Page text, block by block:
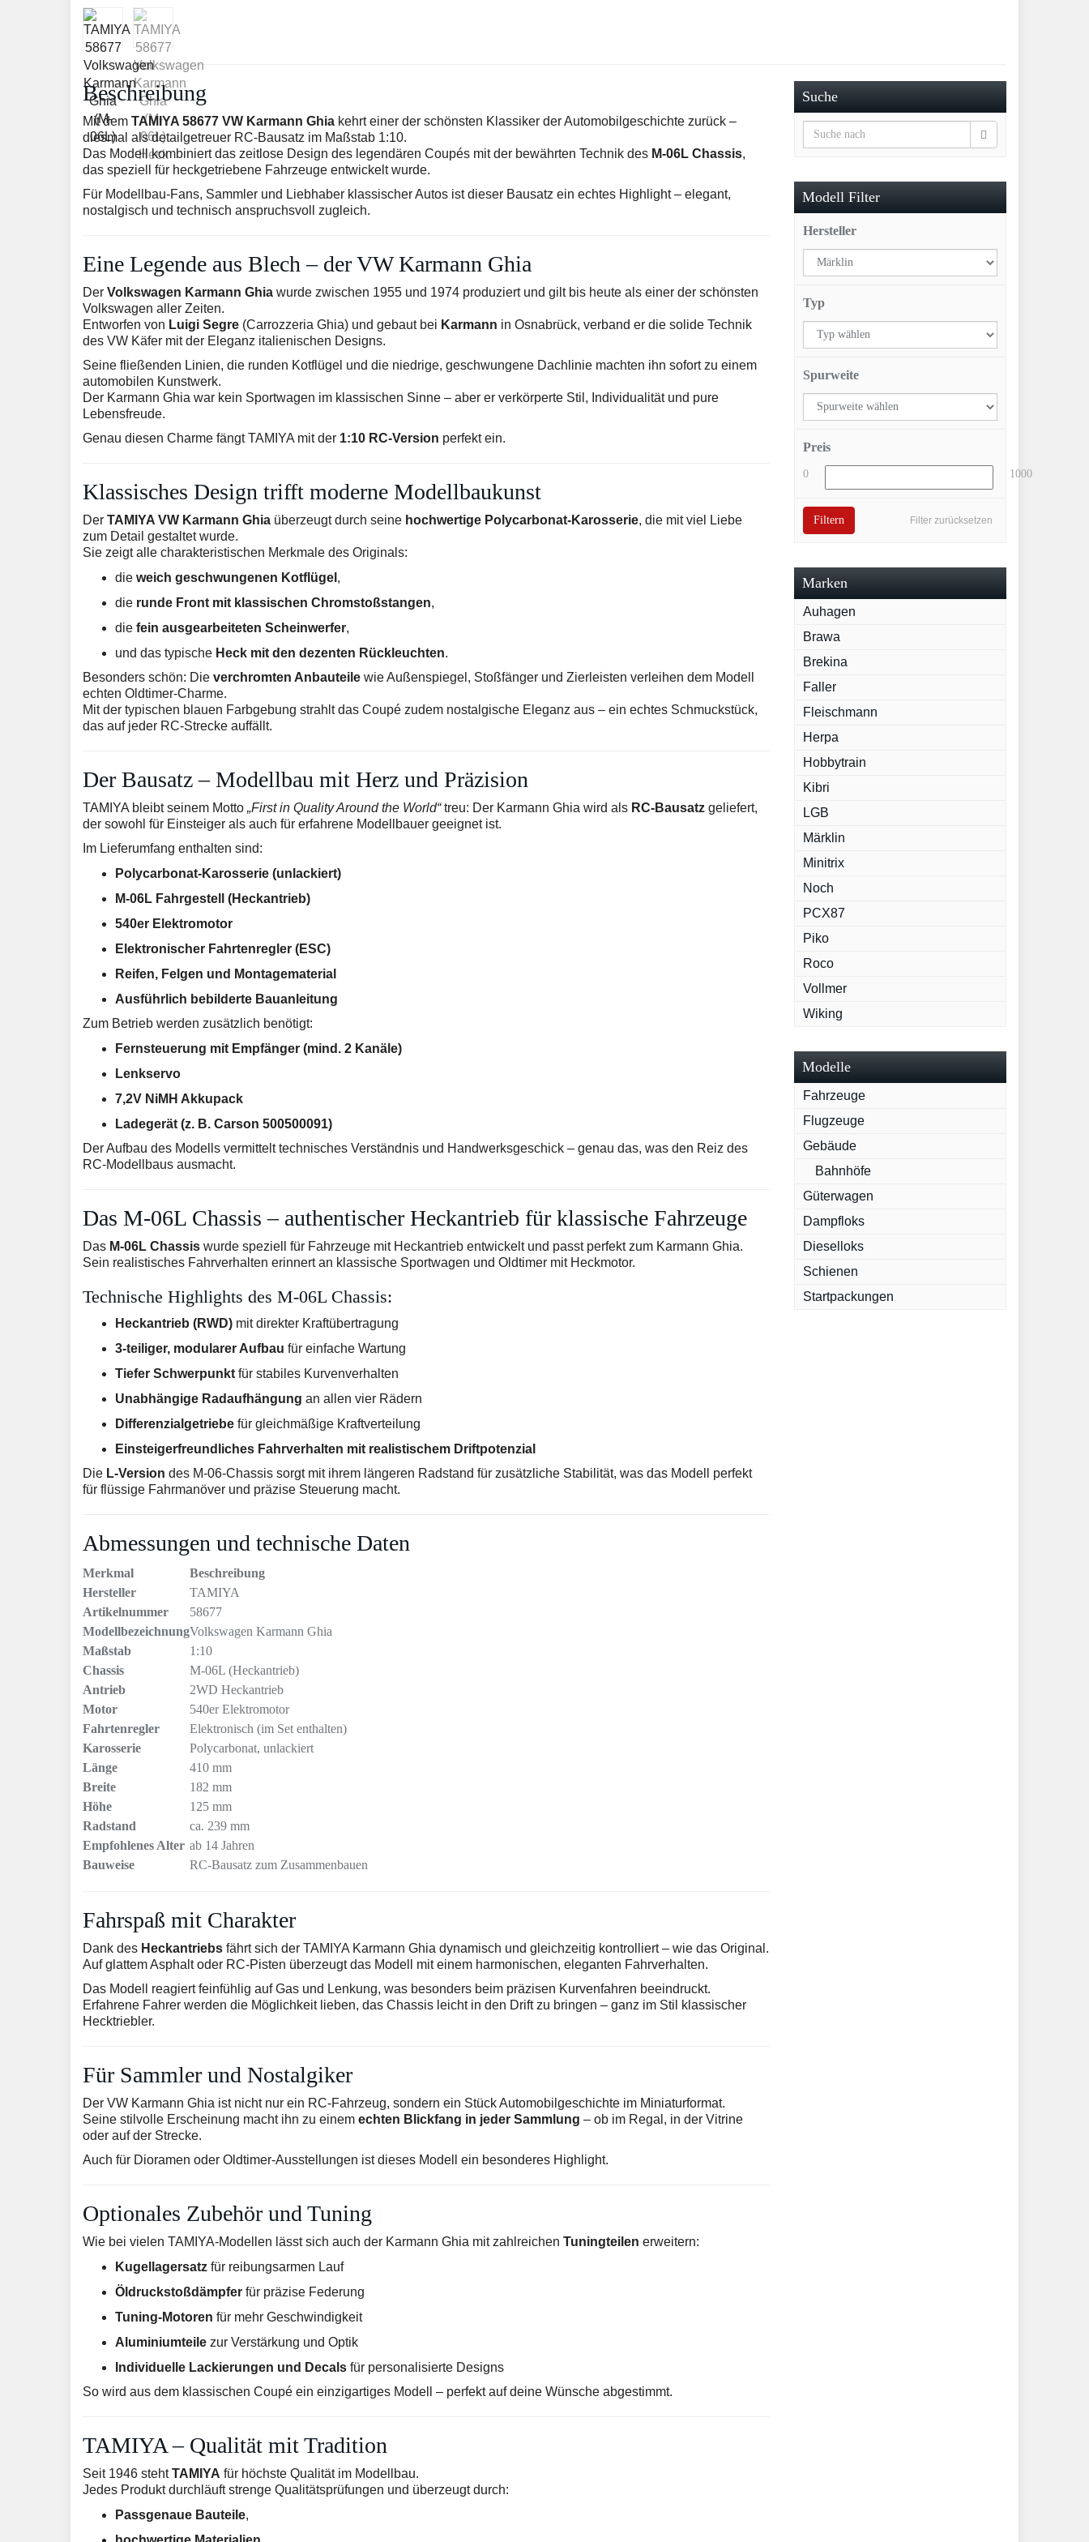
Beschreibung
Mit dem TAMIYA 58677 VW Karmann Ghia kehrt einer der schönsten Klassiker der Automobilgeschichte zurück –
diesmal als detailgetreuer RC-Bausatz im Maßstab 1:10.
Das Modell kombiniert das zeitlose Design des legendären Coupés mit der bewährten Technik des M-06L Chassis,
das speziell für heckgetriebene Fahrzeuge entwickelt wurde.
Für Modellbau-Fans, Sammler und Liebhaber klassischer Autos ist dieser Bausatz ein echtes Highlight – elegant,
nostalgisch und technisch anspruchsvoll zugleich.
Eine Legende aus Blech – der VW Karmann Ghia
Der Volkswagen Karmann Ghia wurde zwischen 1955 und 1974 produziert und gilt bis heute als einer der schönsten
Volkswagen aller Zeiten.
Entworfen von Luigi Segre (Carrozzeria Ghia) und gebaut bei Karmann in Osnabrück, verband er die solide Technik
des VW Käfer mit der Eleganz italienischen Designs.
Seine fließenden Linien, die runden Kotflügel und die niedrige, geschwungene Dachlinie machten ihn sofort zu einem
automobilen Kunstwerk.
Der Karmann Ghia war kein Sportwagen im klassischen Sinne – aber er verkörperte Stil, Individualität und pure
Lebensfreude.
Genau diesen Charme fängt TAMIYA mit der 1:10 RC-Version perfekt ein.
Klassisches Design trifft moderne Modellbaukunst
Der TAMIYA VW Karmann Ghia überzeugt durch seine hochwertige Polycarbonat-Karosserie, die mit viel Liebe
zum Detail gestaltet wurde.
Sie zeigt alle charakteristischen Merkmale des Originals:
die weich geschwungenen Kotflügel ,
die runde Front mit klassischen Chromstoßstangen,
die fein ausgearbeiteten Scheinwerfer,
und das typische Heck mit den dezenten Rückleuchten.
Besonders schön: Die verchromten Anbauteile wie Außenspiegel, Stoßfänger und Zierleisten verleihen dem Modell
echten Oldtimer-Charme.
Mit der typischen blauen Farbgebung strahlt das Coupé zudem nostalgische Eleganz aus – ein echtes Schmuckstück,
das auf jeder RC-Strecke auffällt.
Der Bausatz – Modellbau mit Herz und Präzision
TAMIYA bleibt seinem Motto „First in Quality Around the World“treu: Der Karmann Ghia wird als RC-Bausatz geliefert,
der sowohl für Einsteiger als auch für erfahrene Modellbauer geeignet ist.
Im Lieferumfang enthalten sind:
Polycarbonat-Karosserie (unlackiert)
M-06L Fahrgestell (Heckantrieb)
540er Elektromotor
Elektronischer Fahrtenregler (ESC)
Reifen, Felgen und Montagematerial
Ausführlich bebilderte Bauanleitung
Zum Betrieb werden zusätzlich benötigt:
Fernsteuerung mit Empfänger (mind. 2 Kanäle)
Lenkservo
7,2V NiMH Akkupack
Ladegerät (z. B. Carson 500500091)
Der Aufbau des Modells vermittelt technisches Verständnis und Handwerksgeschick – genau das, was den Reiz des
RC-Modellbaus ausmacht.
Das M-06L Chassis – authentischer Heckantrieb für klassische Fahrzeuge
Das M-06L Chassis wurde speziell für Fahrzeuge mit Heckantrieb entwickelt und passt perfekt zum Karmann Ghia.
Sein realistisches Fahrverhalten erinnert an klassische Sportwagen und Oldtimer mit Heckmotor.
Technische Highlights des M-06L Chassis:
Heckantrieb (RWD) mit direkter Kraftübertragung
3-teiliger, modularer Aufbau für einfache Wartung
Tiefer Schwerpunkt für stabiles Kurvenverhalten
Unabhängige Radaufhängung an allen vier Rädern
Differenzialgetriebe für gleichmäßige Kraftverteilung
Einsteigerfreundliches Fahrverhalten mit realistischem Driftpotenzial
Die L-Version des M-06-Chassis sorgt mit ihrem längeren Radstand für zusätzliche Stabilität, was das Modell perfekt
für flüssige Fahrmanöver und präzise Steuerung macht.
Abmessungen und technische Daten
Merkmal
Beschreibung
Hersteller
TAMIYA
Artikelnummer
58677
ModellbezeichnungVolkswagen Karmann Ghia
Maßstab
1:10
Chassis
M-06L (Heckantrieb)
Antrieb
2WD Heckantrieb
Motor
540er Elektromotor
Fahrtenregler
Elektronisch (im Set enthalten)
Karosserie
Polycarbonat, unlackiert
Länge
410 mm
Breite
182 mm
Höhe
125 mm
Radstand
ca. 239 mm
Empfohlenes Alter ab 14 Jahren
Bauweise
RC-Bausatz zum Zusammenbauen
Fahrspaß mit Charakter
Dank des Heckantriebs fährt sich der TAMIYA Karmann Ghia dynamisch und gleichzeitig kontrolliert – wie das Original.
Auf glattem Asphalt oder RC-Pisten überzeugt das Modell mit einem harmonischen, eleganten Fahrverhalten.
Das Modell reagiert feinfühlig auf Gas und Lenkung, was besonders beim präzisen Kurvenfahren beeindruckt.
Erfahrene Fahrer werden die Möglichkeit lieben, das Chassis leicht in den Drift zu bringen – ganz im Stil klassischer
Hecktriebler.
Für Sammler und Nostalgiker
Der VW Karmann Ghia ist nicht nur ein RC-Fahrzeug, sondern ein Stück Automobilgeschichte im Miniaturformat.
Seine stilvolle Erscheinung macht ihn zu einem echten Blickfang in jeder Sammlung – ob im Regal, in der Vitrine
oder auf der Strecke.
Auch für Dioramen oder Oldtimer-Ausstellungen ist dieses Modell ein besonderes Highlight.
Optionales Zubehör und Tuning
Wie bei vielen TAMIYA-Modellen lässt sich auch der Karmann Ghia mit zahlreichen Tuningteilen erweitern:
Kugellagersatz für reibungsarmen Lauf
Öldruckstoßdämpfer für präzise Federung
Tuning-Motoren für mehr Geschwindigkeit
Aluminiumteile zur Verstärkung und Optik
Individuelle Lackierungen und Decals für personalisierte Designs
So wird aus dem klassischen Coupé ein einzigartiges Modell – perfekt auf deine Wünsche abgestimmt.
TAMIYA – Qualität mit Tradition
Seit 1946 stehtTAMIYA für höchste Qualität im Modellbau.
Jedes Produkt durchläuft strenge Qualitätsprüfungen und überzeugt durch:
Passgenaue Bauteile,
Suche
Modell Filter
Hersteller
Typ
Spurweite
Preis
0 1000
Filter zurücksetzen
Filtern
Marken
Auhagen
Brawa
Brekina
Faller
Fleischmann
Herpa
Hobbytrain
Kibri
LGB
Märklin
Minitrix
Noch
PCX87
Piko
Roco
Vollmer
Wiking
Modelle
Fahrzeuge
Flugzeuge
Gebäude
Bahnhöfe
Güterwagen
Dampfloks
Dieselloks
Schienen
Startpackungen